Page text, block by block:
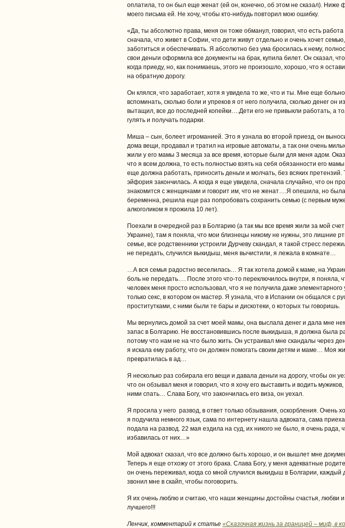
оплатила, то он был еще женат (ей он, конечно, об этом не сказал). Ниже
моего письма ей. Не хочу, чтобы кто-нибудь повторил мою ошибку.
«Да, ты абсолютно права, меня он тоже обманул, говорил, что есть
сначала, что живет в Софии, что дети живут отдельно и очень хочет
заботиться и обеспечивать. Я абсолютно без ума бросилась к нему,
свои деньги оформила все документы на брак, купила билет. Он сказал,
когда приеду, но, как понимаешь, этого не произошло, хорошо, что я
на обратную дорогу.
Он клялся, что заработает, хотя я увидела то же, что и ты. Мне еще
вспоминать, сколько боли и упреков я от него получила, сколько денег он
вытащил, все до последней копейки….Дети его не привыкли работать, а
гулять и получать подарки.
Миша – сын, болеет игроманией. Это я узнала во второй приезд, он
дома вещи, продавал и тратил на игровые автоматы, а так они очень
жили у его мамы 3 месяца за все время, которые были для меня адом.
что я всем должна, то есть полностью взять на себя обязанности его
еще должна работать, приносить деньги и молчать, без всяких претензий.
эйфория закончилась. А когда я еще увидела, сначала случайно, что он
знакомится с женщинами и говорит им, что не женат….Я опешила, но
беременна, решила еще раз попробовать сохранить семью (с первым
алкоголиком я прожила 10 лет).
Поехали в очередной раз в Болгарию (а так мы все время жили за мой счет
Украине), там я поняла, что мои близнецы никому не нужны, это лишние
семье, все родственники устроили Дурчеву скандал, я такой стресс
не передать, случился выкидыш, меня вычистили, я лежала в комнате…
…А вся семья радостно веселилась… Я так хотела домой к маме, на
боль не передать…. После этого что-то переключилось внутри, я поняла,
человек меня просто использовал, что я не получила даже элементарного
только секс, в котором он мастер. Я узнала, что в Испании он общался с
проститутками, с ними были те бары и дискотеки, о которых ты говоришь.
Мы вернулись домой за счет моей мамы, она выслала денег и дала мне
запас в Болгарию. Не восстановившись после выкидыша, я должна была
потому что нам не на что было жить. Он устраивал мне скандалы через
я искала ему работу, что он должен помогать своим детям и маме… Моя
превратилась в ад…
Я несколько раз собирала его вещи и давала деньги на дорогу, чтобы он
что он обзывал меня и говорил, что я хочу его выставить и водить
ними спать… Слава Богу, что закончилась его виза, он уехал.
Я просила у него развод, в ответ только обзывания, оскорбления. Очень
я подучила немного язык, сама по интернету нашла адвоката, сама
подала на развод. 22 мая ездила на суд, их никого не было, я очень рада,
избавилась от них…»
Мой адвокат сказал, что все должно быть хорошо, и он вышлет мне
Теперь я еще отхожу от этого брака. Слава Богу, у меня адекватные
он очень переживал, когда со мной случился выкидыш в Болгарии, каждый
звонил мне в скайп, чтобы поговорить.
Я их очень люблю и считаю, что наши женщины достойны счастья, любви и
лучшего!!!
Ленчик, комментарий к статье «Сказочная жизнь за границей – миф, в